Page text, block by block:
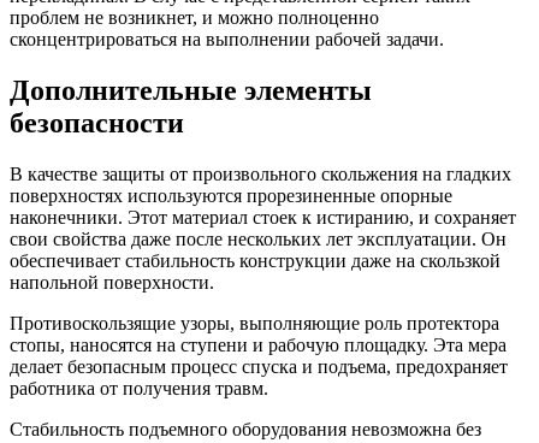
проблем не возникнет, и можно полноценно
сконцентрироваться на выполнении рабочей задачи.
Дополнительные элементы
безопасности
В качестве защиты от произвольного скольжения на гладких
поверхностях используются прорезиненные опорные
наконечники. Этот материал стоек к истиранию, и сохраняет
свои свойства даже после нескольких лет эксплуатации. Он
обеспечивает стабильность конструкции даже на скользкой
напольной поверхности.
Противоскользящие узоры, выполняющие роль протектора
стопы, наносятся на ступени и рабочую площадку. Эта мера
делает безопасным процесс спуска и подъема, предохраняет
работника от получения травм.
Стабильность подъемного оборудования невозможна без